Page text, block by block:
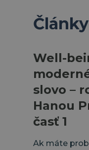
Články
Well-
slovo –
Hanou
časť 1
Ak máte